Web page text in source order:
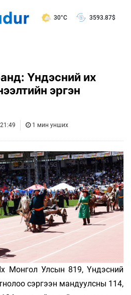
30°C 3593.87$
Үндэсний их
эргэн
1 мин унших
Монгол Улсын 819, Үндэсний
сэргээн мандуулсны 114,